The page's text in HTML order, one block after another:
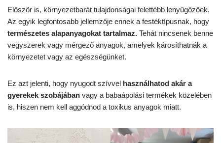
Először is, környezetbarát tulajdonságai felettébb lenyűgözőek.
Az egyik legfontosabb jellemzője ennek a festéktípusnak, hogy
természetes alapanyagokat tartalmaz. Tehát nincsenek benne
vegyszerek vagy mérgező anyagok, amelyek károsíthatnák a
környezetet vagy az egészségünket.
Ez azt jelenti, hogy nyugodt szívvel használhatod akár a
gyerekek szobájában vagy a babaápolási termékek közelében
is, hiszen nem kell aggódnod a toxikus anyagok miatt.